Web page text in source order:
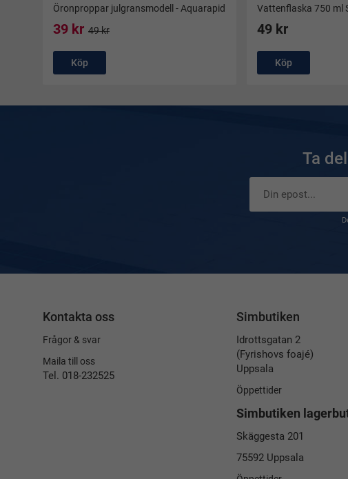
Öronproppar julgransmodell - Aquarapid
39 kr 49 kr
Köp
Vattenflaska 750 ml
49 kr
Köp
Ta
Kontakta oss
Frågor & svar
Maila till oss
Tel. 018-232525
Simbutiken
Idrottsgatan 2
(Fyrishovs foajé)
Uppsala
Öppettider
Simbutiken
Skäggesta 201
75592 Uppsala